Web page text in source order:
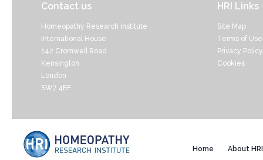
Contact us
Homeopathy Research Institute
International House
142 Cromwell Road
Kensington
London
SW7 4EF
HRI Links
Site Map
Terms of Use
Privacy Policy
Cookies
Home About HRI